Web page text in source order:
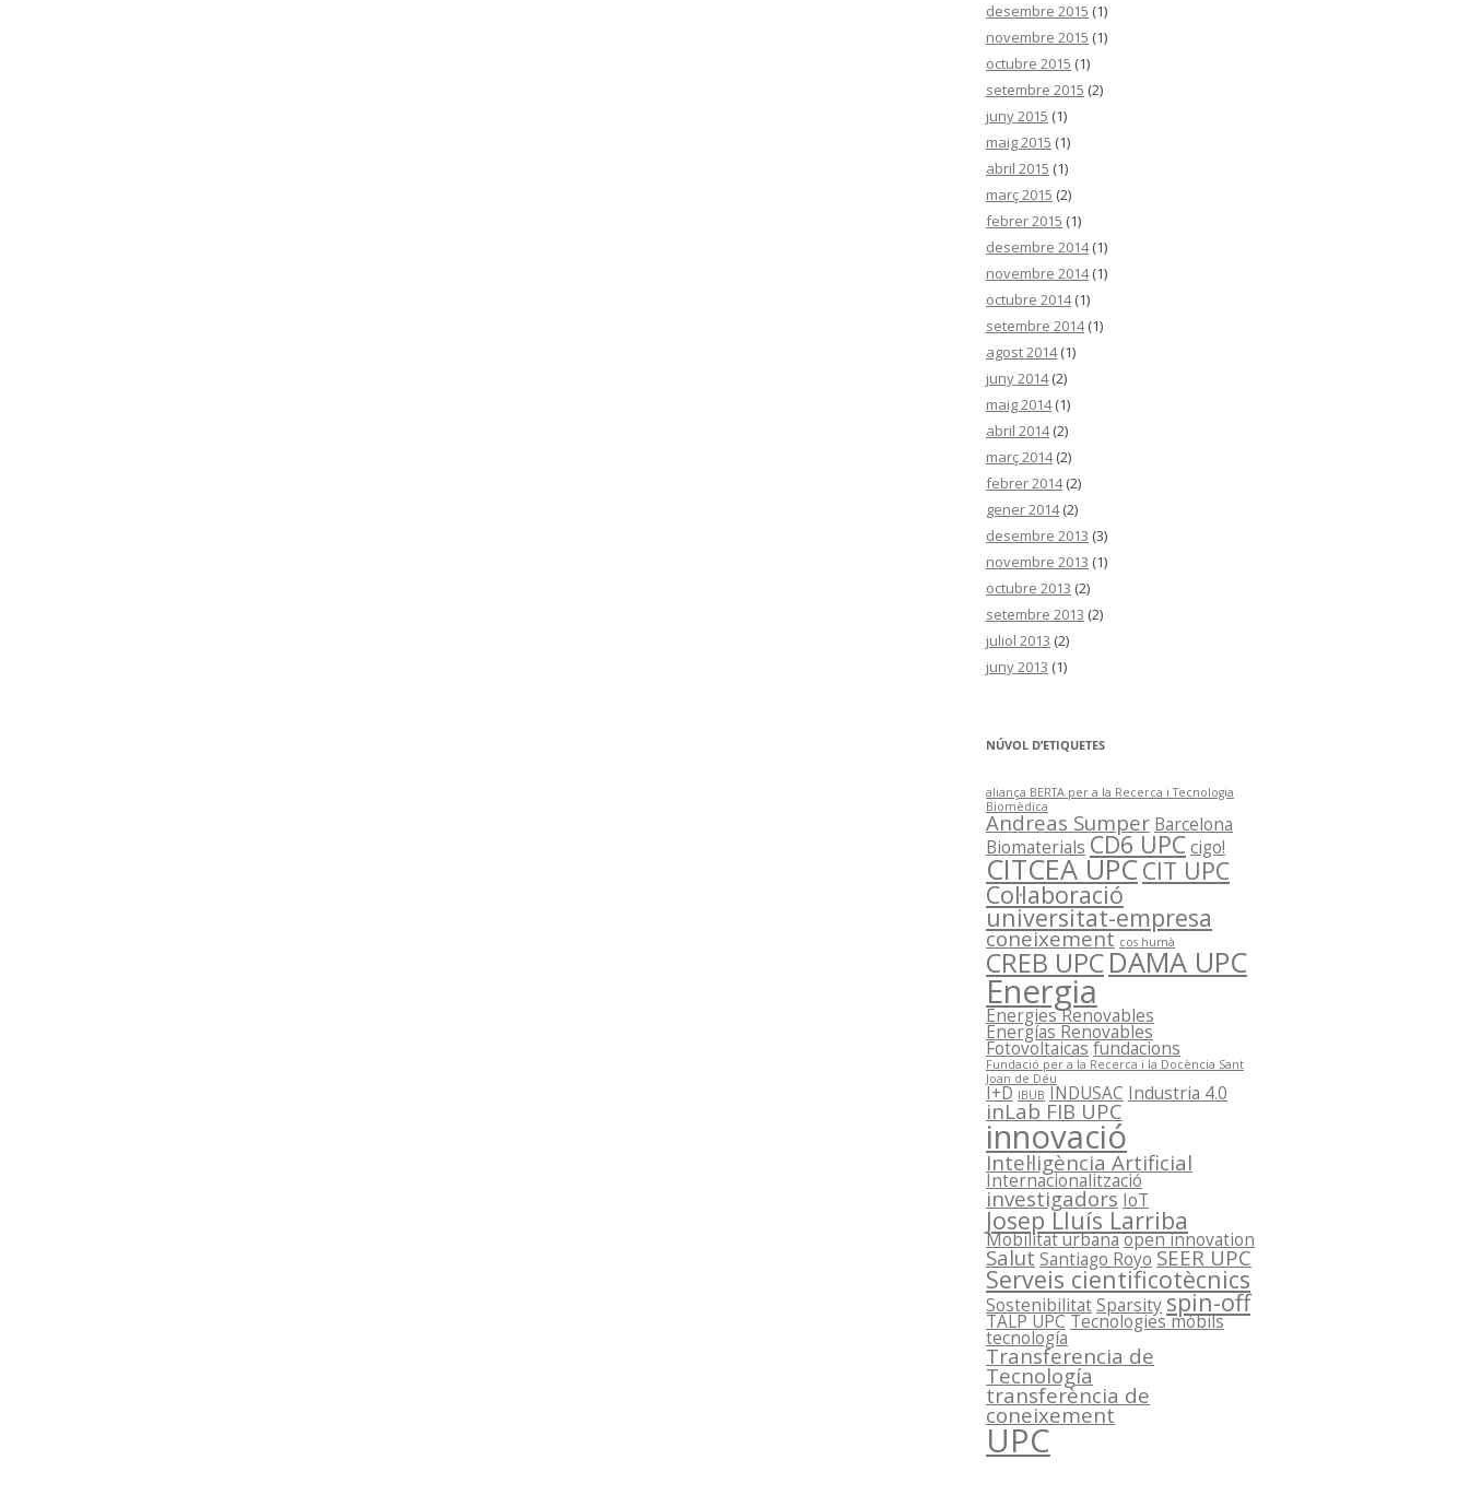
desembre 2015 (1)
novembre 2015 (1)
octubre 2015 (1)
setembre 2015 (2)
juny 2015 (1)
maig 2015 (1)
abril 2015 (1)
març 2015 (2)
febrer 2015 (1)
desembre 2014(1)
novembre 2014(1)
octubre 2014(1)
setembre 2014(1)
agost 2014(1)
juny 2014(2)
maig 2014(1)
abril 2014(2)
març 2014(2)
febrer 2014(2)
gener 2014(2)
desembre 2013 (3)
novembre 2013 (1)
octubre 2013 (2)
setembre 2013 (2)
juliol 2013 (2)
juny 2013 (1)
NÚVOL D’ETIQUETES
aliança BERTA per a la Recerca i Tecnologia
Biomèdica
Andreas Sumper Barcelona
Biomaterials CD6 UPCcigo!
CITCEA UPCCIT UPC
Col·laboració
universitat-empresa
coneixement cos humà
CREB UPCDAMA UPC
Energia
Energies Renovables
Energías Renovables
Fotovoltaicasfundacions
Fundació per a la Recerca i la Docència Sant
Joan de Déu
I+D IBUB INDUSAC Industria 4.0
inLab FIB UPC
innovació
Intel·ligència Artificial
Internacionalització
investigadors IoT
Josep Lluís Larriba
Mobilitat urbanaopen innovation
SalutSantiago Royo SEER UPC
Serveis cientificotècnics
SostenibilitatSparsityspin-off
TALP UPCTecnologies mòbils
tecnología
Transferencia de
Tecnología
transferència de
coneixement
UPC